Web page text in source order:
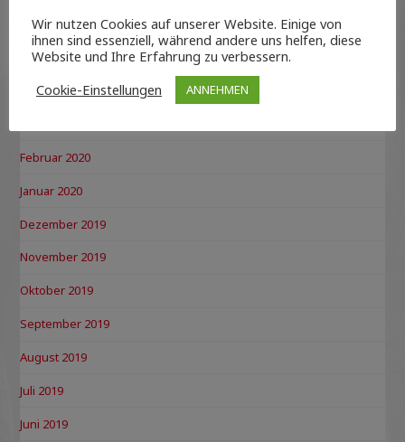
Juni 2020
Mai 2020
April 2020
Februar 2020
Januar 2020
Dezember 2019
November 2019
Oktober 2019
September 2019
August 2019
Juli 2019
Juni 2019
Wir nutzen Cookies auf unserer Website. Einige von
ihnen sind essenziell, während andere uns helfen, diese
Website und Ihre Erfahrung zu verbessern.
Cookie-Einstellungen
ANNEHMEN